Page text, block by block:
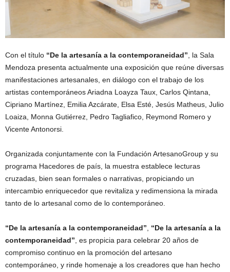
Con el título “De la artesanía a la contemporaneidad” , la Sala
Mendoza presenta actualmente una exposición que reúne diversas
manifestaciones artesanales, en diálogo con el trabajo de los
artistas contemporáneos Ariadna Loayza Taux, Carlos Qintana,
Cipriano Martínez, Emilia Azcárate, Elsa Esté, Jesús Matheus, Julio
Loaiza, Monna Gutiérrez, Pedro Tagliafico, Reymond Romero y
Vicente Antonorsi.
Organizada conjuntamente con la Fundación ArtesanoGroup y su
programa Hacedores de país, la muestra establece lecturas
cruzadas, bien sean formales o narrativas, propiciando un
intercambio enriquecedor que revitaliza y redimensiona la mirada
tanto de lo artesanal como de lo contemporáneo.
“De la artesanía a la contemporaneidad”
“De la artesanía a la
contemporaneidad” , es propicia para celebrar 20 años de
compromiso continuo en la promoción del artesano
contemporáneo, y rinde homenaje a los creadores que han hecho